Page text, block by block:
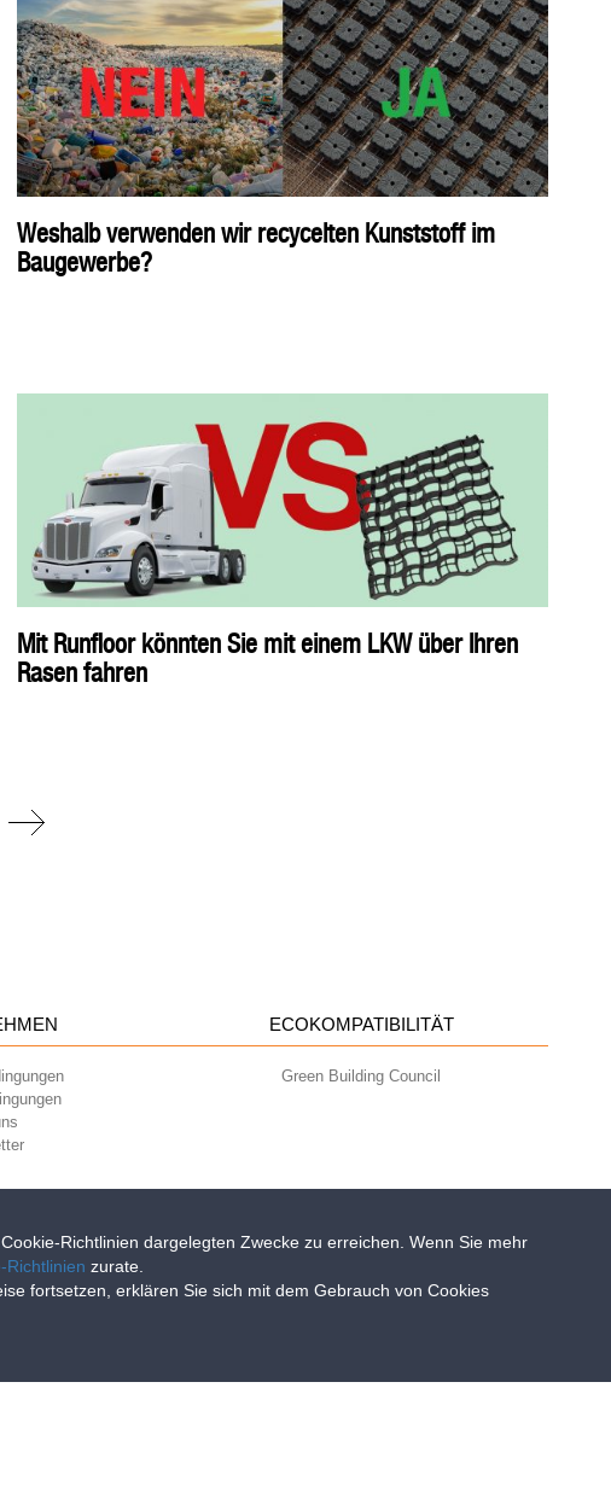
Weshalb verwenden wir recycelten Kunststoff im
Baugewerbe?
Mit Runfloor könnten Sie mit einem LKW über Ihren
Rasen fahren
ECOKOMPATIBILITÄT
Green Building Council
9490289 - info@geoplastglobal.com
Richtlinien dargelegten Zwecke zu erreichen. Wenn Sie mehr
Richtlinien zurate.
fortsetzen, erklären Sie sich mit dem Gebrauch von Cookies